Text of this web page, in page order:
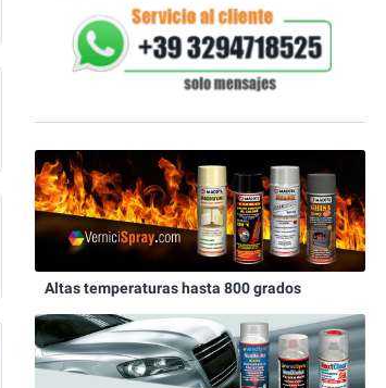
Altas temperaturas hasta 800 grados